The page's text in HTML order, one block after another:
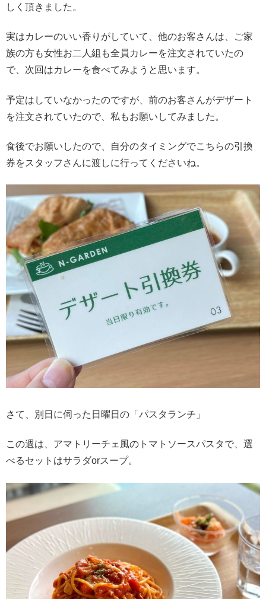
しく頂きました。
実はカレーのいい香りがしていて、他のお客さんは、ご家
族の方も女性お二人組も全員カレーを注文されていたの
で、次回はカレーを食べてみようと思います。
予定はしていなかったのですが、前のお客さんがデザート
を注文されていたので、私もお願いしてみました。
食後でお願いしたので、自分のタイミングでこちらの引換
券をスタッフさんに渡しに行ってくださいね。
さて、別日に伺った日曜日の「パスタランチ」
この週は、アマトリーチェ風のトマトソースパスタで、選
べるセットはサラダorスープ。